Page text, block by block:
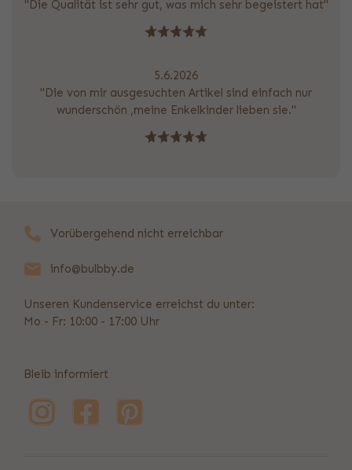
"Die Qualität ist sehr gut, was mich sehr begeistert hat"
5.6.2026
"Die von mir ausgesuchten Artikel sind einfach nur
wunderschön ,meine Enkelkinder lieben sie."
Vorübergehend nicht erreichbar
info@bulbby.de
Unseren Kundenservice erreichst du unter:
Mo - Fr: 10:00 - 17:00 Uhr
Bleib informiert